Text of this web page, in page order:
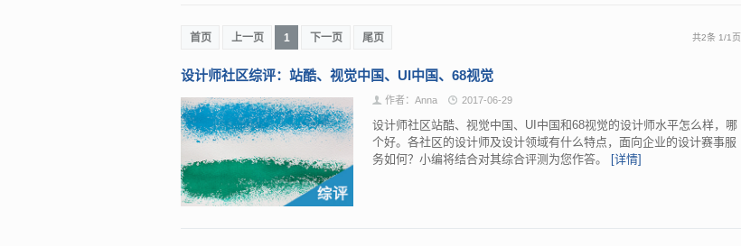
首页 上一页 1 下一页 尾页 共2条 1/1页
设计师社区综评：站酷、视觉中国、UI中国、68视觉
作者：Anna 2017-06-29
设计师社区站酷、视觉中国、UI中国和68视觉的设计师水平怎么样，哪
个好。各社区的设计师及设计领域有什么特点，面向企业的设计赛事服
务如何？小编将结合对其综合评测为您作答。 [详情]